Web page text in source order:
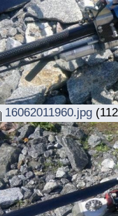
16062011960.jpg